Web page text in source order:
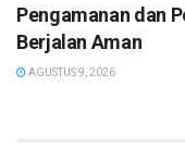
Pengamanan dan
Berjalan Aman
AGUSTUS 9, 2026